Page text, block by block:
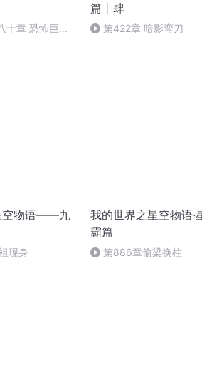
十章 恐怖巨
篇丨肆
第422章 暗影弯刀
空物语——九
现身
我的世界之星空物语·
霸篇
第886章偷梁换柱